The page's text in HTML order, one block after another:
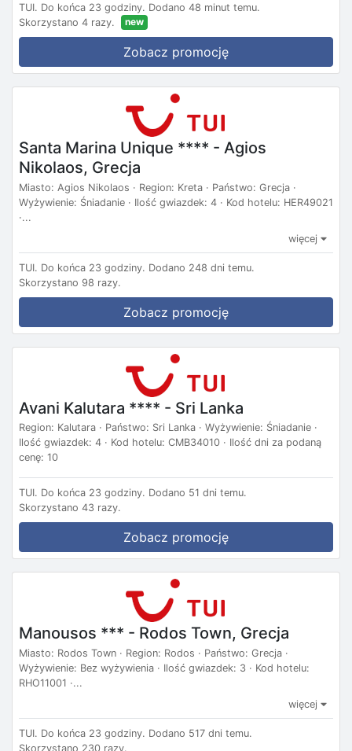
TUI. Do końca 23 godziny. Dodano 48 minut temu.
Skorzystano 4 razy.
new
Zobacz promocję
Santa Marina Unique **** - Agios
Nikolaos, Grecja
Miasto: Agios Nikolaos · Region: Kreta · Państwo: Grecja ·
Wyżywienie: Śniadanie · Ilość gwiazdek: 4 · Kod hotelu: HER49021
·...
więcej
TUI. Do końca 23 godziny. Dodano 248 dni temu.
Skorzystano 98 razy.
Zobacz promocję
Avani Kalutara **** - Sri Lanka
Region: Kalutara · Państwo: Sri Lanka · Wyżywienie: Śniadanie ·
Ilość gwiazdek: 4 · Kod hotelu: CMB34010 · Ilość dni za podaną
cenę: 10
TUI. Do końca 23 godziny. Dodano 51 dni temu.
Skorzystano 43 razy.
Zobacz promocję
Manousos *** - Rodos Town, Grecja
Miasto: Rodos Town · Region: Rodos · Państwo: Grecja ·
Wyżywienie: Bez wyżywienia · Ilość gwiazdek: 3 · Kod hotelu:
RHO11001 ·...
więcej
TUI. Do końca 23 godziny. Dodano 517 dni temu.
Skorzystano 230 razy.